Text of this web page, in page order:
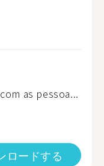
as pessoa...
ロードする